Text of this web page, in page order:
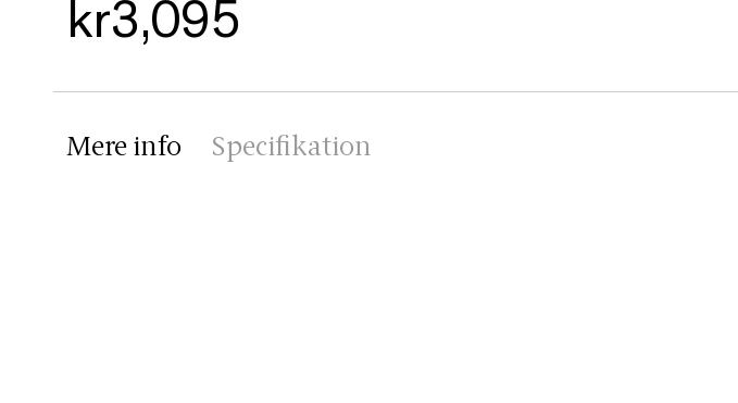
kr3,095
Mere info Specifikation